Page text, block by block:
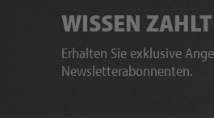
WISSEN
Erhalten Sie exklusive
Newsletterabonnenten.